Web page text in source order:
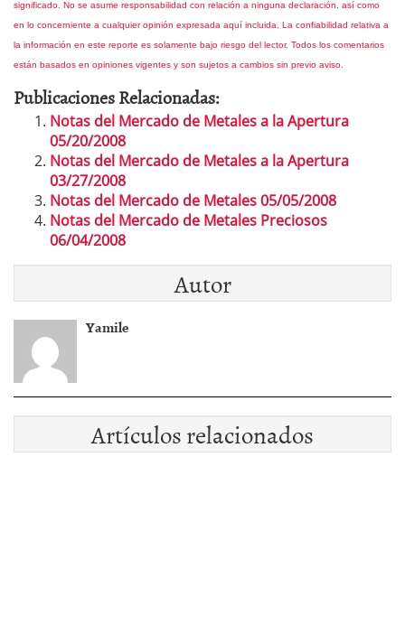
significado. No se asume responsabilidad con relación a ninguna declaración, así como
en lo concerniente a cualquier opinión expresada aquí incluida. La confiabilidad relativa a
la información en este reporte es solamente bajo riesgo del lector. Todos los comentarios
están basados en opiniones vigentes y son sujetos a cambios sin previo aviso.
Publicaciones Relacionadas:
Notas del Mercado de Metales a la Apertura
05/20/2008
Notas del Mercado de Metales a la Apertura
03/27/2008
Notas del Mercado de Metales 05/05/2008
Notas del Mercado de Metales Preciosos
06/04/2008
Autor
Yamile
Artículos relacionados